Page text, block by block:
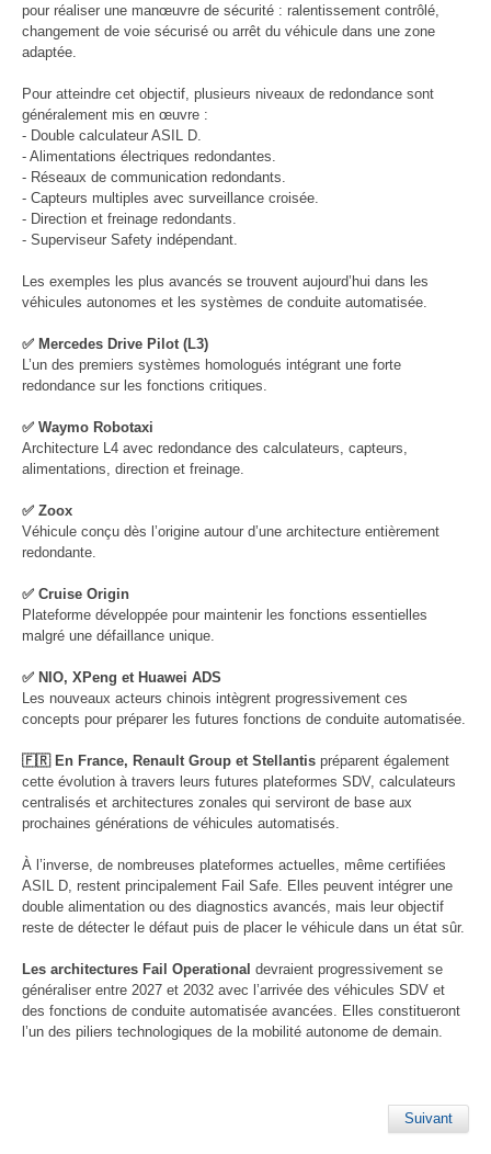
pour réaliser une manœuvre de sécurité : ralentissement contrôlé,
changement de voie sécurisé ou arrêt du véhicule dans une zone
adaptée.
Pour atteindre cet objectif, plusieurs niveaux de redondance sont
généralement mis en œuvre :
- Double calculateur ASIL D.
- Alimentations électriques redondantes.
- Réseaux de communication redondants.
- Capteurs multiples avec surveillance croisée.
- Direction et freinage redondants.
- Superviseur Safety indépendant.
Les exemples les plus avancés se trouvent aujourd’hui dans les
véhicules autonomes et les systèmes de conduite automatisée.
✅ Mercedes Drive Pilot (L3)
L’un des premiers systèmes homologués intégrant une forte
redondance sur les fonctions critiques.
✅ Waymo Robotaxi
Architecture L4 avec redondance des calculateurs, capteurs,
alimentations, direction et freinage.
✅ Zoox
Véhicule conçu dès l’origine autour d’une architecture entièrement
redondante.
✅ Cruise Origin
Plateforme développée pour maintenir les fonctions essentielles
malgré une défaillance unique.
✅ NIO, XPeng et Huawei ADS
Les nouveaux acteurs chinois intègrent progressivement ces
concepts pour préparer les futures fonctions de conduite automatisée.
🇫🇷 En France, Renault Group et Stellantis préparent également
cette évolution à travers leurs futures plateformes SDV, calculateurs
centralisés et architectures zonales qui serviront de base aux
prochaines générations de véhicules automatisés.
À l’inverse, de nombreuses plateformes actuelles, même certifiées
ASIL D, restent principalement Fail Safe. Elles peuvent intégrer une
double alimentation ou des diagnostics avancés, mais leur objectif
reste de détecter le défaut puis de placer le véhicule dans un état sûr.
Les architectures Fail Operational devraient progressivement se
généraliser entre 2027 et 2032 avec l’arrivée des véhicules SDV et
des fonctions de conduite automatisée avancées. Elles constitueront
l’un des piliers technologiques de la mobilité autonome de demain.
Suivant